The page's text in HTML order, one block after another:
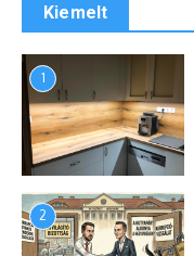
Kiemelt
1
2